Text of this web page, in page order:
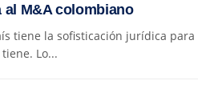
al M&A colombiano
tiene la sofisticación jurídica para
Lo...